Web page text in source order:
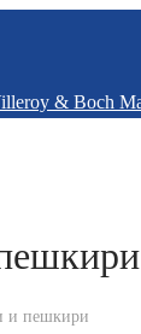
и пешкири